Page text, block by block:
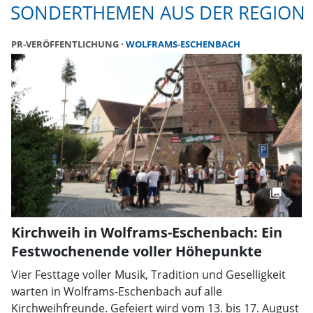
SONDERTHEMEN AUS DER REGION
PR-VERÖFFENTLICHUNG WOLFRAMS-ESCHENBACH
Kirchweih in Wolframs-Eschenbach: Ein
Festwochenende voller Höhepunkte
Vier Festtage voller Musik, Tradition und Geselligkeit
warten in Wolframs-Eschenbach auf alle
Kirchweihfreunde. Gefeiert wird vom 13. bis 17. August